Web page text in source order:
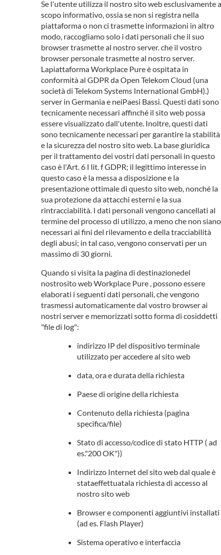
Se l'utente utilizza il nostro sito web esclusivamente a
scopo informativo, ossia se non si registra nella
piattaforma o non ci trasmette informazioni in altro
modo, raccogliamo solo i dati personali che il suo
browser trasmette al nostro server. che il vostro
browser personale trasmette al nostro server.
Lapiattaforma Workplace Pure è ospitata in
conformità al GDPR da Open Telekom Cloud (una
società di Telekom Systems International GmbH).)
server in Germania e neiPaesi Bassi. Questi dati sono
tecnicamente necessari affinché il sito web possa
essere visualizzato dall'utente. Inoltre, questi dati
sono tecnicamente necessari per garantire la stabilità
e la sicurezza del nostro sito web. La base giuridica
per il trattamento dei vostri dati personali in questo
caso è l'Art. 6 I lit. f GDPR; il legittimo interesse in
questo caso è la messa a disposizione e la
presentazione ottimale di questo sito web, nonché la
sua protezione da attacchi esterni e la sua
rintracciabilità. I dati personali vengono cancellati al
termine del processo di utilizzo, a meno che non siano
necessari ai fini del rilevamento e della tracciabilità
degli abusi; in tal caso, vengono conservati per un
massimo di 30 giorni.
Quando si visita la pagina di destinazionedel
nostrosito web Workplace Pure , possono essere
elaborati i seguenti dati personali, che vengono
trasmessi automaticamente dal vostro browser ai
nostri server e memorizzati sotto forma di cosiddetti
"file di log":
indirizzo IP del dispositivo terminale
utilizzato per accedere al sito web
data, ora e durata della richiesta
Paese di origine della richiesta
Contenuto della richiesta (pagina
specifica/file)
Stato di accesso/codice di stato HTTP ( ad
es."200 OK"))
Indirizzo Internet del sito web dal quale è
stataeffettuatala richiesta di accesso al
nostro sito web
Browser e componenti aggiuntivi installati
(ad es. Flash Player)
Sistema operativo e interfaccia